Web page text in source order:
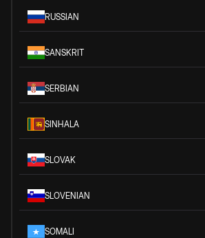
RUSSIAN
SANSKRIT
SERBIAN
SINHALA
SLOVAK
SLOVENIAN
SOMALI